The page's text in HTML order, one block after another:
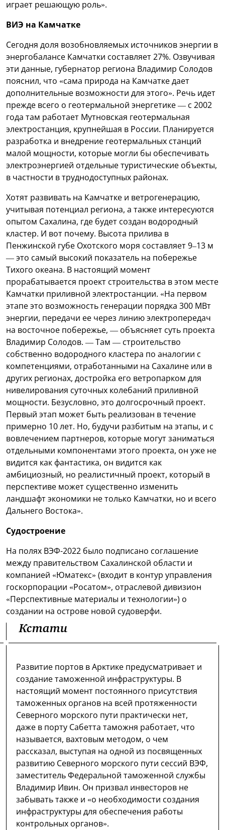
играет решающую роль».
ВИЭ на Камчатке
Сегодня доля возобновляемых источников энергии в
энергобалансе Камчатки составляет 27%. Озвучивая
эти данные, губернатор региона Владимир Солодов
пояснил, что «сама природа на Камчатке дает
дополнительные возможности для этого». Речь идет
прежде всего о геотермальной энергетике — с 2002
года там работает Мутновская геотермальная
электростанция, крупнейшая в России. Планируется
разработка и внедрение геотермальных станций
малой мощности, которые могли бы обеспечивать
электроэнергией отдельные туристические объекты,
в частности в труднодоступных районах.
Хотят развивать на Камчатке и ветрогенерацию,
учитывая потенциал региона, а также интересуются
опытом Сахалина, где будет создан водородный
кластер. И вот почему. Высота прилива в
Пенжинской губе Охотского моря составляет 9–13 м
— это самый высокий показатель на побережье
Тихого океана. В настоящий момент
прорабатывается проект строительства в этом месте
Камчатки приливной электростанции. «На первом
этапе это возможность генерации порядка 300 МВт
энергии, передачи ее через линию электропередач
на восточное побережье, — объясняет суть проекта
Владимир Солодов. — Там — строительство
собственно водородного кластера по аналогии с
компетенциями, отработанными на Сахалине или в
других регионах, достройка его ветропарком для
нивелирования суточных колебаний приливной
мощности. Безусловно, это долгосрочный проект.
Первый этап может быть реализован в течение
примерно 10 лет. Но, будучи разбитым на этапы, и с
вовлечением партнеров, которые могут заниматься
отдельными компонентами этого проекта, он уже не
видится как фантастика, он видится как
амбициозный, но реалистичный проект, который в
перспективе может существенно изменить
ландшафт экономики не только Камчатки, но и всего
Дальнего Востока».
Судостроение
На полях ВЭФ-2022 было подписано соглашение
между правительством Сахалинской области и
компанией «Юматекс» (входит в контур управления
госкорпорации «Росатом», отраслевой дивизион
«Перспективные материалы и технологии») о
создании на острове новой судоверфи.
Развитие портов в Арктике предусматривает и
создание таможенной инфраструктуры. В
настоящий момент постоянного присутствия
таможенных органов на всей протяженности
Северного морского пути практически нет,
даже в порту Сабетта таможня работает, что
называется, вахтовым методом, о чем
рассказал, выступая на одной из посвященных
развитию Северного морского пути сессий ВЭФ,
заместитель Федеральной таможенной службы
Владимир Ивин. Он призвал инвесторов не
забывать также и «о необходимости создания
инфраструктуры для обеспечения работы
контрольных органов».
Кстати